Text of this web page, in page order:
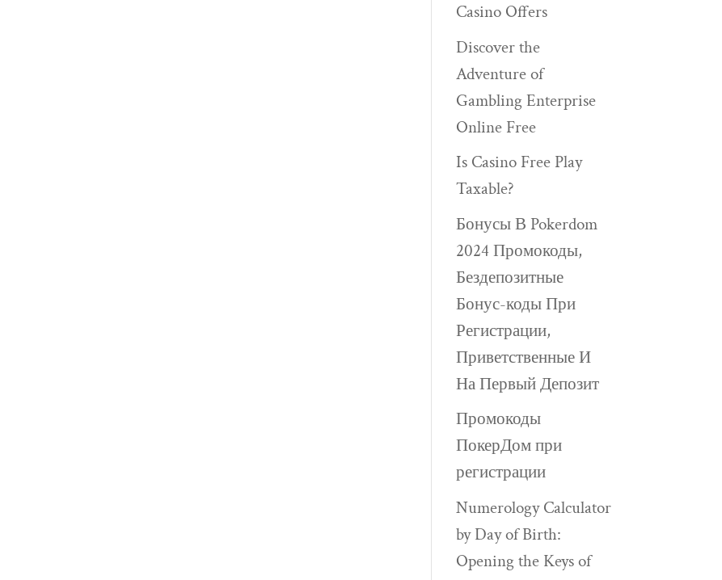
Casino Offers
Discover the
Adventure of
Gambling Enterprise
Online Free
Is Casino Free Play
Taxable?
Бонусы В Pokerdom
2024 Промокоды,
Бездепозитные
Бонус-коды При
Регистрации,
Приветственные И
На Первый Депозит
Промокоды
ПокерДом при
регистрации
Numerology Calculator
by Day of Birth:
Opening the Keys of